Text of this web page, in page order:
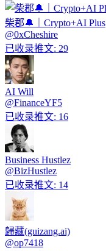
柴郡🔔｜Crypto+AI Plus
@0xCheshire
已收录推文: 29
AI Will
@FinanceYF5
已收录推文: 16
Business Hustlez
@BizHustlez
已收录推文: 14
歸藏(guizang.ai)
@op7418